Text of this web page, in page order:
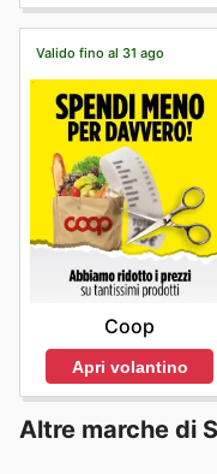
Valido fino al 31 ago
Coop
Apri volantino
Altre marche di